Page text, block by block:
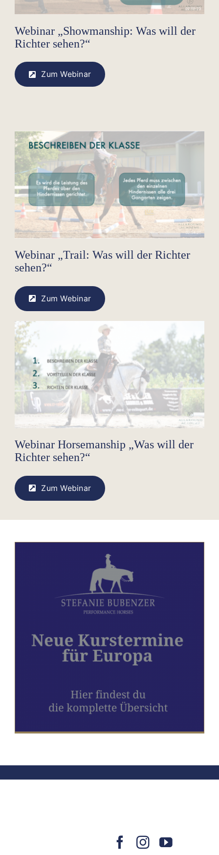
Webinar „Showmanship: Was will der
Richter sehen?“
Zum Webinar
Webinar „Trail: Was will der Richter
sehen?“
Zum Webinar
Webinar Horsemanship „Was will der
Richter sehen?“
Zum Webinar